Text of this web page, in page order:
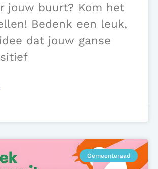
jouw buurt? Kom het
Bedenk een leuk,
dat jouw ganse
Gemeenteraad